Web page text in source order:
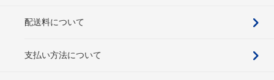
配送料について
支払い方法について